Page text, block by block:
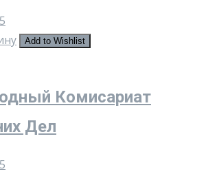
Add to Wishlist
Комисариат
Дел